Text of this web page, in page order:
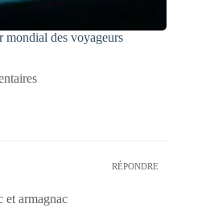
mondial des voyageurs
RÉPONDRE
et armagnac